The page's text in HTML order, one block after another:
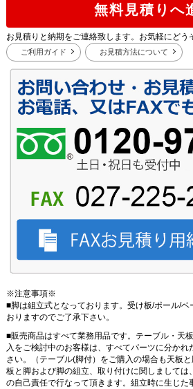
無料見積りへ
お見積りと納期をご連絡致します。お気軽にどう
ご利用ガイド お見積方法について
※注意事項※
■脚は組立式となっております。受け板/ポール/
おりますのでご了承下さい。
■販売商品はすべて業務用品です。テーブル・天
入をご検討中のお客様は、すべてパーツに分か
さい。（テーブル(脚付）をご購入の場合も天板
板と脚および脚の組立、取り付けに関しましては
の自己責任で行なって頂きます。組立時に生じた